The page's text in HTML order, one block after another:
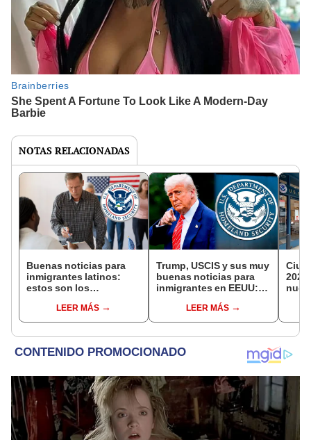
NOTAS RELACIONADAS
Buenas noticias para
inmigrantes latinos:
estos son los
LEER MÁS
Trump, USCIS y sus muy
buenas noticias para
inmigrantes en EEUU:
cumplen estos
esenciales requisitos
LEER MÁS